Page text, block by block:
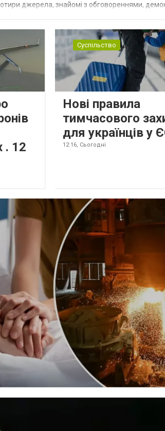
джерела, знайомі з обговореннями,
. 12
Суспільство
Нові правила
тимчасового
для українців у
12:16, Сьогодні